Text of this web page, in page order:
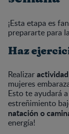
¡Esta etapa es
prepararte para
Haz
Realizar
mujeres
Esto te ayudará
estreñimiento
natación o
energía!